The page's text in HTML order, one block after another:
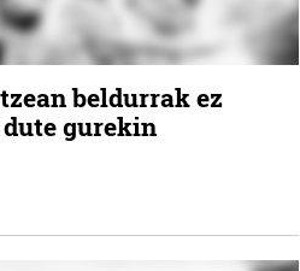
beldurrak ez
dute gurekin